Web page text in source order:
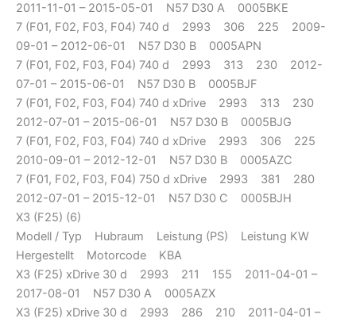
2011-11-01 – 2015-05-01 N57 D30 A 0005BKE
7 (F01, F02, F03, F04) 740 d 2993 306 225 2009-
09-01 – 2012-06-01 N57 D30 B 0005APN
7 (F01, F02, F03, F04) 740 d 2993 313 230 2012-
07-01 – 2015-06-01 N57 D30 B 0005BJF
7 (F01, F02, F03, F04) 740 d xDrive 2993 313 230
2012-07-01 – 2015-06-01 N57 D30 B 0005BJG
7 (F01, F02, F03, F04) 740 d xDrive 2993 306 225
2010-09-01 – 2012-12-01 N57 D30 B 0005AZC
7 (F01, F02, F03, F04) 750 d xDrive 2993 381 280
2012-07-01 – 2015-12-01 N57 D30 C 0005BJH
X3 (F25) (6)
Modell / Typ Hubraum Leistung (PS) Leistung KW
Hergestellt Motorcode KBA
X3 (F25) xDrive 30 d 2993 211 155 2011-04-01 –
2017-08-01 N57 D30 A 0005AZX
X3 (F25) xDrive 30 d 2993 286 210 2011-04-01 –